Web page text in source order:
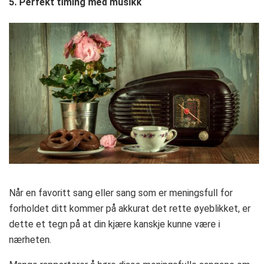
Når en favoritt sang eller sang som er meningsfull for
forholdet ditt kommer på akkurat det rette øyeblikket, er
dette et tegn på at din kjære kanskje kunne være i
nærheten.